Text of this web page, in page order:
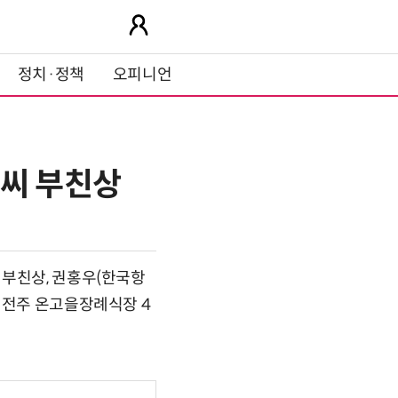
정치·정책 오피니언
부친상
친상, 권홍우(한국항
주 온고을장례식장 4